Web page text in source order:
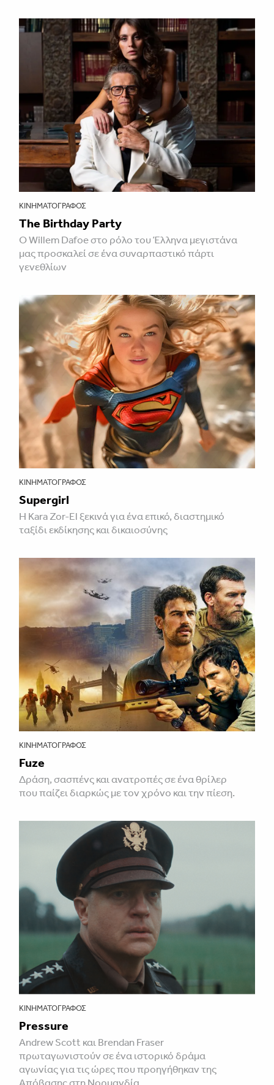
ΚΙΝΗΜΑΤΟΓΡΆΦΟΣ
The Birthday Party
Ο Willem Dafoe στο ρόλο του Έλληνα μεγιστάνα
μας προσκαλεί σε ένα συναρπαστικό πάρτι
γενεθλίων
ΚΙΝΗΜΑΤΟΓΡΆΦΟΣ
Supergirl
Η Kara Zor-El ξεκινά για ένα επικό, διαστημικό
ταξίδι εκδίκησης και δικαιοσύνης
ΚΙΝΗΜΑΤΟΓΡΆΦΟΣ
Fuze
Δράση, σασπένς και ανατροπές σε ένα θρίλερ
που παίζει διαρκώς με τον χρόνο και την πίεση.
ΚΙΝΗΜΑΤΟΓΡΆΦΟΣ
Pressure
Andrew Scott και Brendan Fraser
πρωταγωνιστούν σε ένα ιστορικό δράμα
αγωνίας για τις ώρες που προηγήθηκαν της
Απόβασης στη Νορμανδία